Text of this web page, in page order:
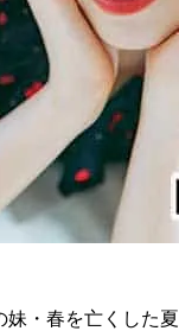
・春を亡くした夏